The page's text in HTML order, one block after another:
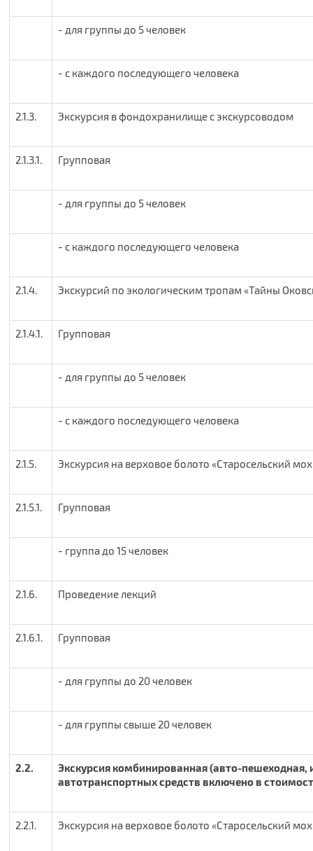
- для группы до 5 человек
- с каждого последующего человека
2.1.3. Экскурсия в фондохранилище с экскурсоводом
2.1.3.1. Групповая
- для группы до 5 человек
- с каждого последующего человека
2.1.4. Экскурсий по экологическим тропам «Тайны
2.1.4.1. Групповая
- для группы до 5 человек
- с каждого последующего человека
2.1.5. Экскурсия на верховое болото «Старосельский
2.1.5.1. Групповая
- группа до 15 человек
2.1.6. Проведение лекций
2.1.6.1. Групповая
- для группы до 20 человек
- для группы свыше 20 человек
2.2.
Экскурсия комбинированная (авто-пешеходная,
автотранспортных средств включено в
2.2.1. Экскурсия на верховое болото «Старосельский